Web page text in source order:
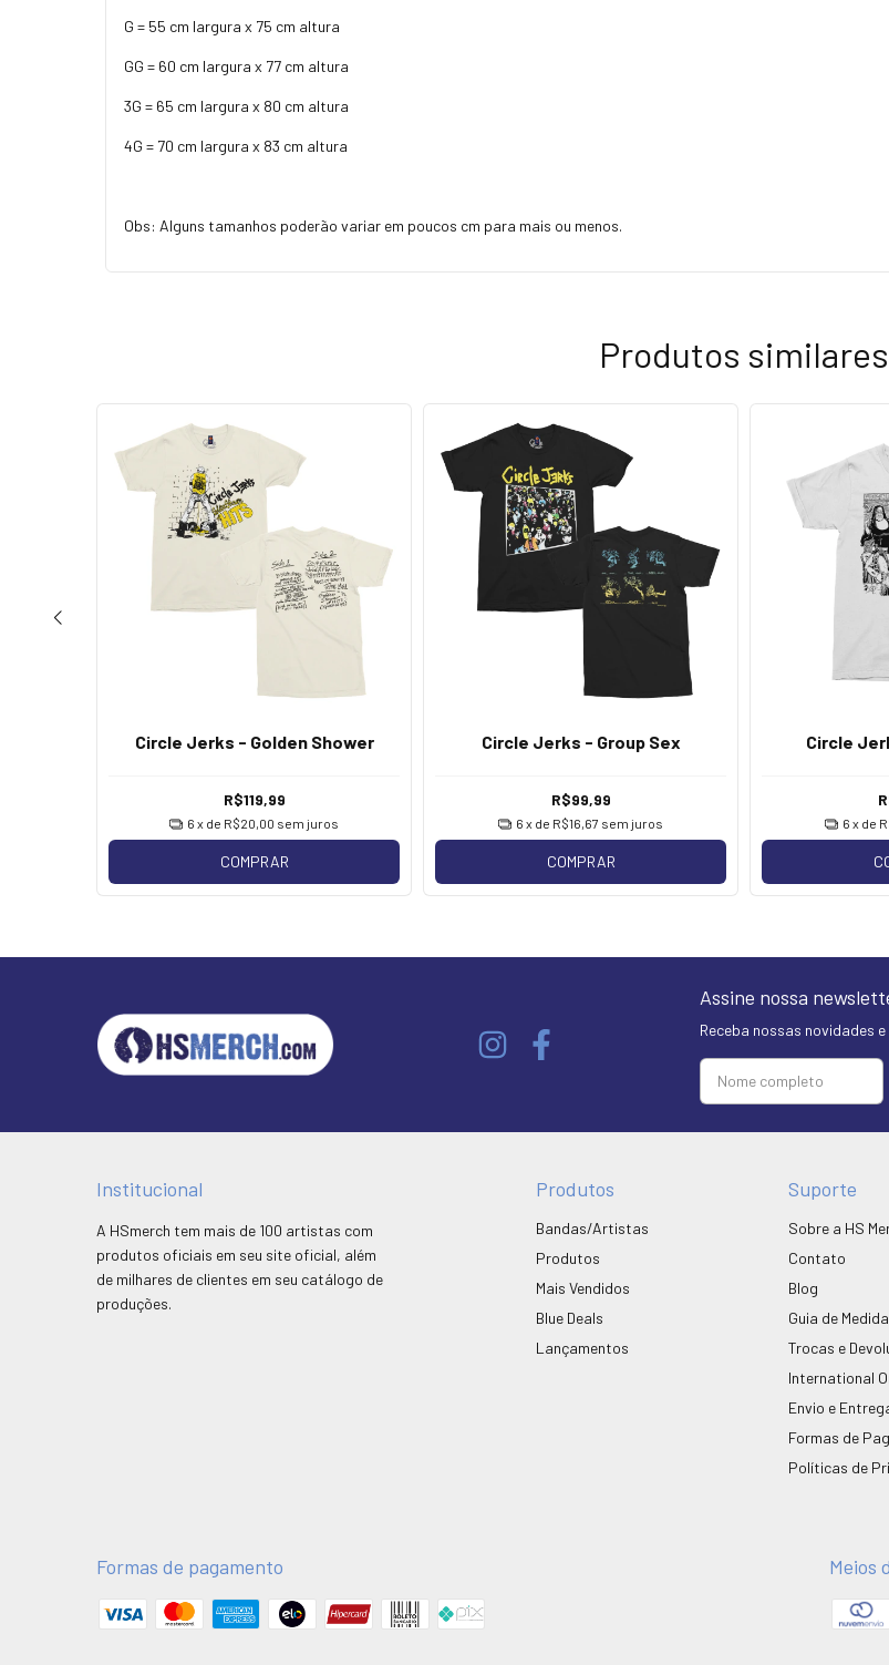
G = 55 cm largura x 75 cm altura
GG = 60 cm largura x 77 cm altura
3G = 65 cm largura x 80 cm altura
4G = 70 cm largura x 83 cm altura
Obs: Alguns tamanhos poderão variar em poucos cm para mais ou menos.
Produtos similares
Circle Jerks - Golden Shower
R$119,99
6 x de R$20,00 sem juros
COMPRAR
Circle Jerks - Group Sex
R$99,99
6 x de R$16,67 sem juros
COMPRAR
Circle
6 x de
Assine nossa
Receba nossas novidades
Institucional
A HSmerch tem mais de 100 artistas com
produtos oficiais em seu site oficial, além
de milhares de clientes em seu catálogo de
produções.
Produtos
Bandas/Artistas
Produtos
Mais Vendidos
Blue Deals
Lançamentos
Suporte
Sobre a HS
Contato
Blog
Guia de
Trocas e
International
Envio e
Formas de
Políticas de
Formas de pagamento Meios